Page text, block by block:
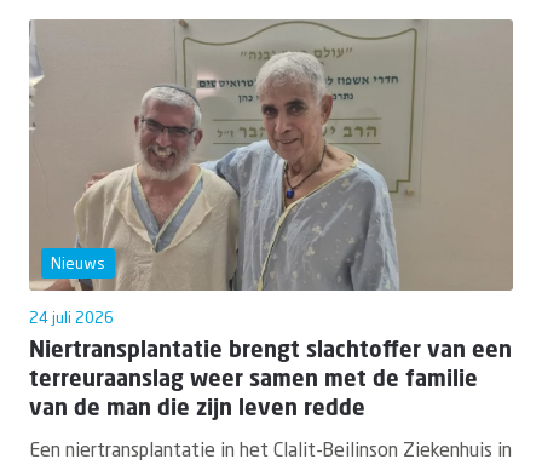
Nieuws
24 juli 2026
Niertransplantatie brengt slachtoffer van een
terreuraanslag weer samen met de familie
van de man die zijn leven redde
Een niertransplantatie in het Clalit-Beilinson Ziekenhuis in